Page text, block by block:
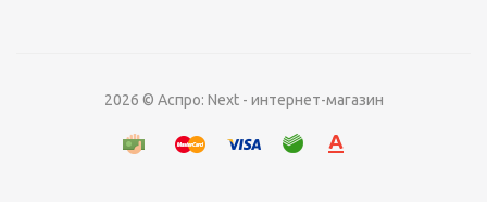
2026 © Аспро: Next - интернет-магазин